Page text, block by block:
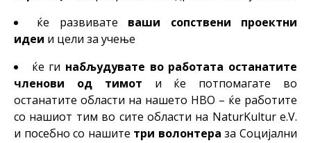
ќе развивате ваши сопствени проектни
идеи и цели за учење
ќе ги набљудувате во работата останатите
членови од тимот и ќе потпомагате во
останатите области на нашето НВО – ќе работите
со нашиот тим во сите области на NaturKultur e.V.
и посебно со нашите три волонтера за Социјални